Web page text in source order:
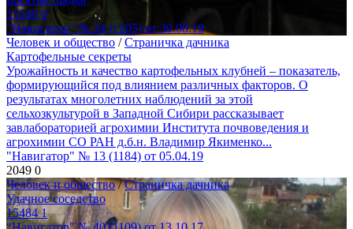
15549 0
"Навигатор" № 34 (1205) от 30.08.19
Человек и общество /Страничка дачника
Картофельные секреты
Урожайность и качество картофельных клубней – показатель,
формирующийся под влиянием различных факторов. О
результатах многолетних наблюдений за этой
сельхозкультурой в Западной Сибири рассказывает
завлабораторией агрохимии Института почвоведения и
агрохимии СО РАН д.б.н. Владимир Якименко...
"Навигатор" № 13 (1184) от 05.04.19
2049 0
Человек и общество/Страничка дачника
Удачное соседство
154841